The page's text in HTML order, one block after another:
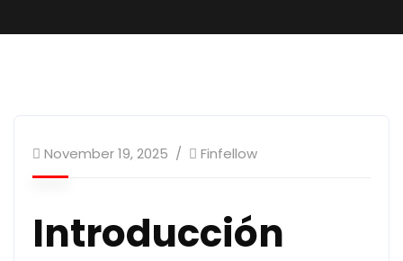
November 19, 2025 Finfellow
Introducción